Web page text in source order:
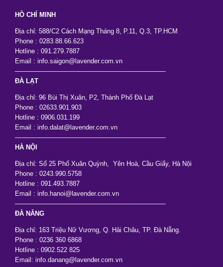
HỒ CHÍ MINH
Địa chỉ: 588/C2 Cách Mạng Tháng 8, P.11, Q.3, TP.HCM
Phone : 0283.88.66.623
Hotline : 091.279.7887
Email : info.saigon@lavender.com.vn
———————————————————————-
ĐÀ LẠT
Địa chỉ: 96 Bùi Thị Xuân, P2, Thành Phố Đà Lạt
Phone : 02633.901.903
Hotline : 0906.031.199
Email : info.dalat@lavender.com.vn
———————————————————————-
HÀ NỘI
Địa chỉ: Số 25 Phố Xuân Quỳnh, Yên Hoà, Cầu Giấy, Hà Nội
Phone : 0243.990.5758
Hotline : 091.493.7887
Email : info.hanoi@lavender.com.vn
———————————————————————-
ĐÀ NẴNG
Địa chỉ: 163 Triệu Nữ Vương, Q. Hải Châu, TP. Đà Nẵng.
Phone : 0236 360 6868
Hotline : 0902.522 825
Email: info.danang@lavender.com.vn